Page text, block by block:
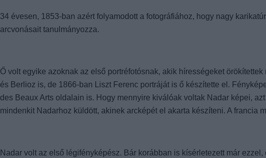
34 évesen, 1853-ban azért folyamodott a fotográfiához, hogy nagy
arcvonásait tanulmányozza.
Ő volt egyike azoknak az első portréfotósnak, akik hírességeket
és Berlioz is, de 1866-ban Liszt Ferenc portráját is ő készítette el.
des Beaux Arts oldalain is. Hogy mennyire kiválóak voltak Nadar képei,
mindenkit Nadarhoz küldött, akinek arcképét el akarta készíteni. A francia
Nadar volt az első légifényképész. Bár korábban is kísérletezett már